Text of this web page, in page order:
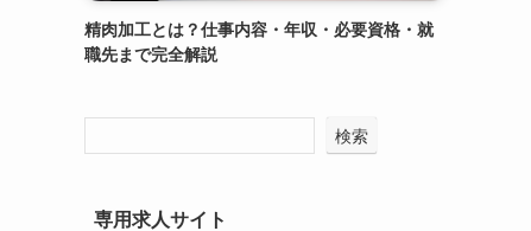
精肉加工とは？仕事内容・年収・必要資格・就
職先まで完全解説
検索
専用求人サイト